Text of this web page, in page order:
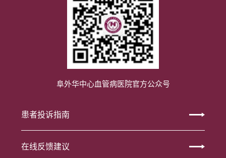
阜外华中心血管病医院官方公众号
患者投诉指南
在线反馈建议